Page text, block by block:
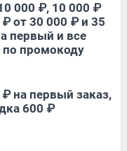
000 ₽, 10 000 ₽
от 30 000 ₽ и 35
первый и все
промокоду
на первый заказ,
600 ₽